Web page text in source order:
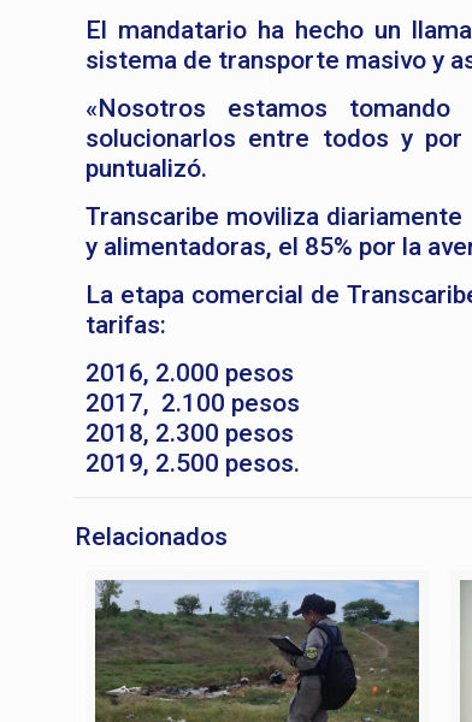
El mandatario ha hecho un
sistema de transporte masivo y
«Nosotros estamos
solucionarlos entre todos y
puntualizó.
Transcaribe moviliza
y alimentadoras, el 85% por la
La etapa comercial de
tarifas:
2016, 2.000 pesos
2017, 2.100 pesos
2018, 2.300 pesos
2019, 2.500 pesos.
Relacionados